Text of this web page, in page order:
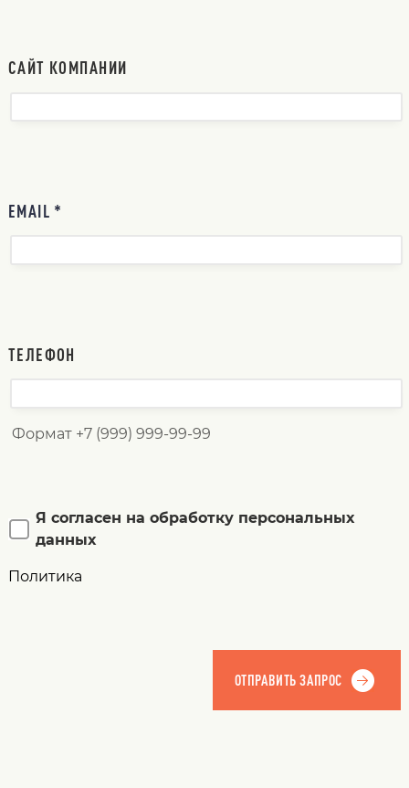
САЙТ КОМПАНИИ
EMAIL *
ТЕЛЕФОН
Формат +7 (999) 999-99-99
Я согласен на обработку персональных
данных
Политика